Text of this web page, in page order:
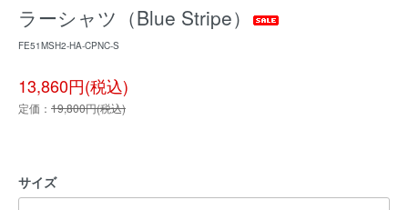
ラーシャツ（Blue Stripe）
FE51MSH2-HA-CPNC-S
13,860円(税込)
定価： 19,800円(税込)
サイズ